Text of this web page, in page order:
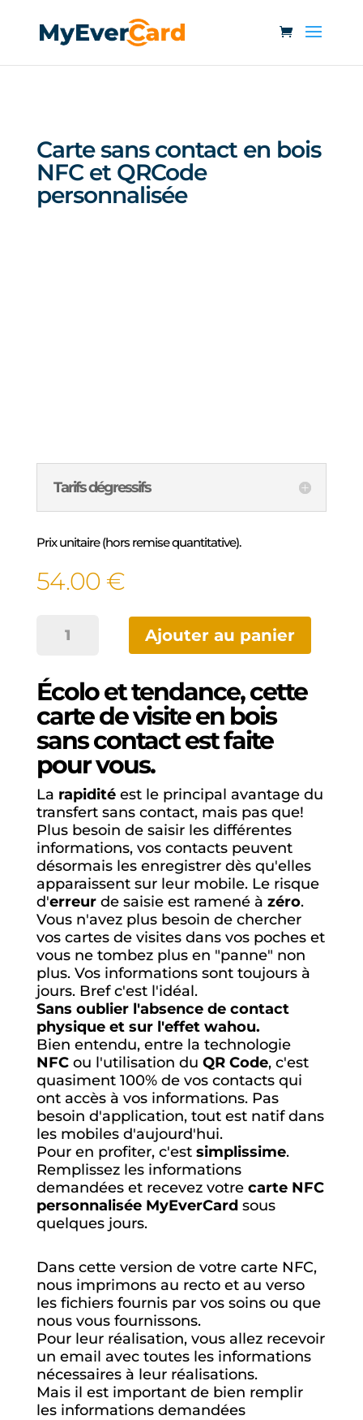
Carte sans contact en bois
NFC et QRCode
personnalisée
Tarifs dégressifs
Prix unitaire (hors remise quantitative).
54.00 €
sans
contact
en
bois
NFC
et
QRCode
personnalisée
Ajouter au panier
Écolo et tendance, cette
carte de visite en bois
sans contact est faite
pour vous.
La rapiditéest le principal avantage du
transfert sans contact, mais pas que!
Plus besoin de saisir les différentes
informations, vos contacts peuvent
désormais les enregistrer dès qu'elles
apparaissent sur leur mobile. Le risque
d'erreurde saisie est ramené à zéro.
Vous n'avez plus besoin de chercher
vos cartes de visites dans vos poches et
vous ne tombez plus en "panne" non
plus. Vos informations sont toujours à
jours. Bref c'est l'idéal.
Sans oublier l'absence de contact
physique et sur l'effet wahou.
Bien entendu, entre la technologie
NFCou l'utilisation du QR Code, c'est
quasiment 100% de vos contacts qui
ont accès à vos informations. Pas
besoin d'application, tout est natif dans
les mobiles d'aujourd'hui.
Pour en profiter, c'est simplissime.
Remplissez les informations
demandées et recevez votre carte NFC
personnalisée MyEverCardsous
quelques jours.
Dans cette version de votre carte NFC,
nous imprimons au recto et au verso
les fichiers fournis par vos soins ou que
nous vous fournissons.
Pour leur réalisation, vous allez recevoir
un email avec toutes les informations
nécessaires à leur réalisations.
Mais il est important de bien remplir
les informations demandées